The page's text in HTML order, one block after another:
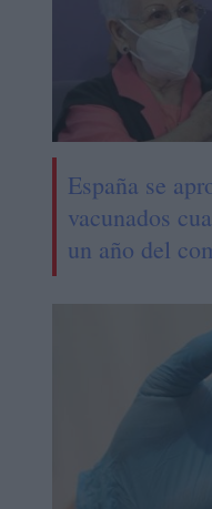
España se
vacunados
un año del